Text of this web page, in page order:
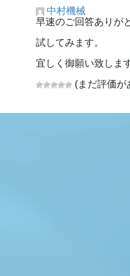
中村機械
早速のご回答ありが
試してみます。
宜しく御願い致しま
(まだ評価が